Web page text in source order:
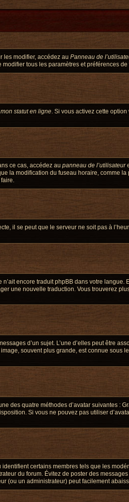
les modifier, accédez au Panneau de
tous les paramètres et préférences de
statut en ligne. Si vous activez cette
ce cas, accédez au panneau de l’utilisateur
la modification du fuseau horaire, comme la
il se peut que le serveur ne soit pas à
encore traduit phpBB dans votre langue.
une nouvelle traduction. Vous trouverez
d’un sujet. L’une d’elles peut être
souvent plus grande, est connue sous
des quatre méthodes d’avatar suivantes :
Si vous ne pouvez pas utiliser
certains membres tels que les
du forum. Évitez de poster des
(ou un administrateur) peut facilement